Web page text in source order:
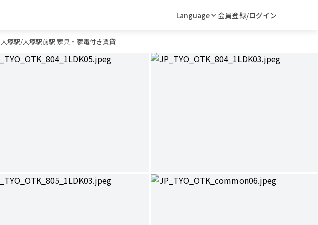
Language 会員登録/ログイン
大塚駅/大塚駅前駅 家具・家電付き賃貸